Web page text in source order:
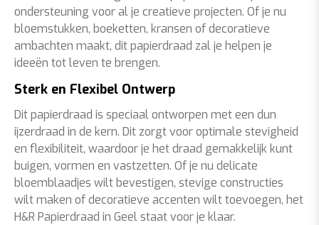
ondersteuning voor al je creatieve projecten. Of je nu
bloemstukken, boeketten, kransen of decoratieve
ambachten maakt, dit papierdraad zal je helpen je
ideeën tot leven te brengen.
Sterk en Flexibel Ontwerp
Dit papierdraad is speciaal ontworpen met een dun
ijzerdraad in de kern. Dit zorgt voor optimale stevigheid
en flexibiliteit, waardoor je het draad gemakkelijk kunt
buigen, vormen en vastzetten. Of je nu delicate
bloemblaadjes wilt bevestigen, stevige constructies
wilt maken of decoratieve accenten wilt toevoegen, het
H&R Papierdraad in Geel staat voor je klaar.